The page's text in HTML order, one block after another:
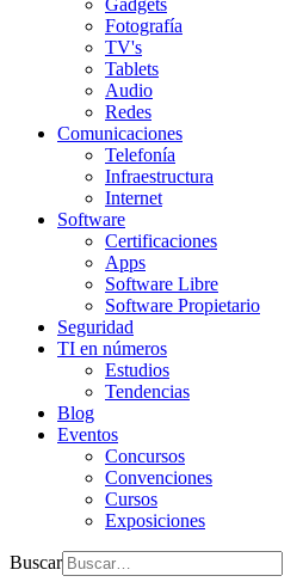
Gadgets
Fotografía
TV's
Tablets
Audio
Redes
Comunicaciones
Telefonía
Infraestructura
Internet
Software
Certificaciones
Apps
Software Libre
Software Propietario
Seguridad
TI en números
Estudios
Tendencias
Blog
Eventos
Concursos
Convenciones
Cursos
Exposiciones
Buscar